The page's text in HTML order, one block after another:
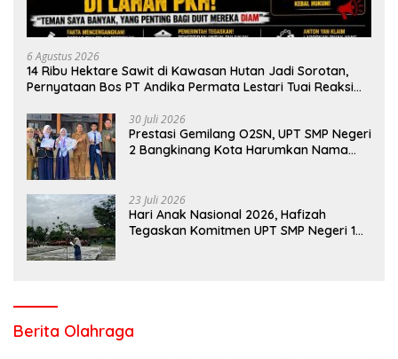
6 Agustus 2026
14 Ribu Hektare Sawit di Kawasan Hutan Jadi Sorotan,
Pernyataan Bos PT Andika Permata Lestari Tuai Reaksi
30 Juli 2026
Prestasi Gemilang O2SN, UPT SMP Negeri
2 Bangkinang Kota Harumkan Nama
23 Juli 2026
Hari Anak Nasional 2026, Hafizah
Tegaskan Komitmen UPT SMP Negeri 1
Berita Olahraga